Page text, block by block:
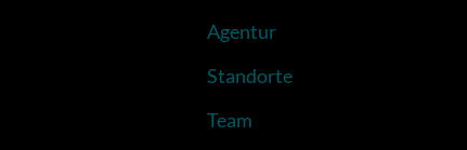
Agentur
Standorte
Team